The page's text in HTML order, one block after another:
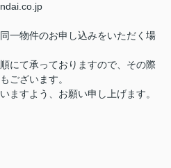
一物件のお申し込みをいただく場
にて承っておりますので、その際
ございます。
ますよう、お願い申し上げます。